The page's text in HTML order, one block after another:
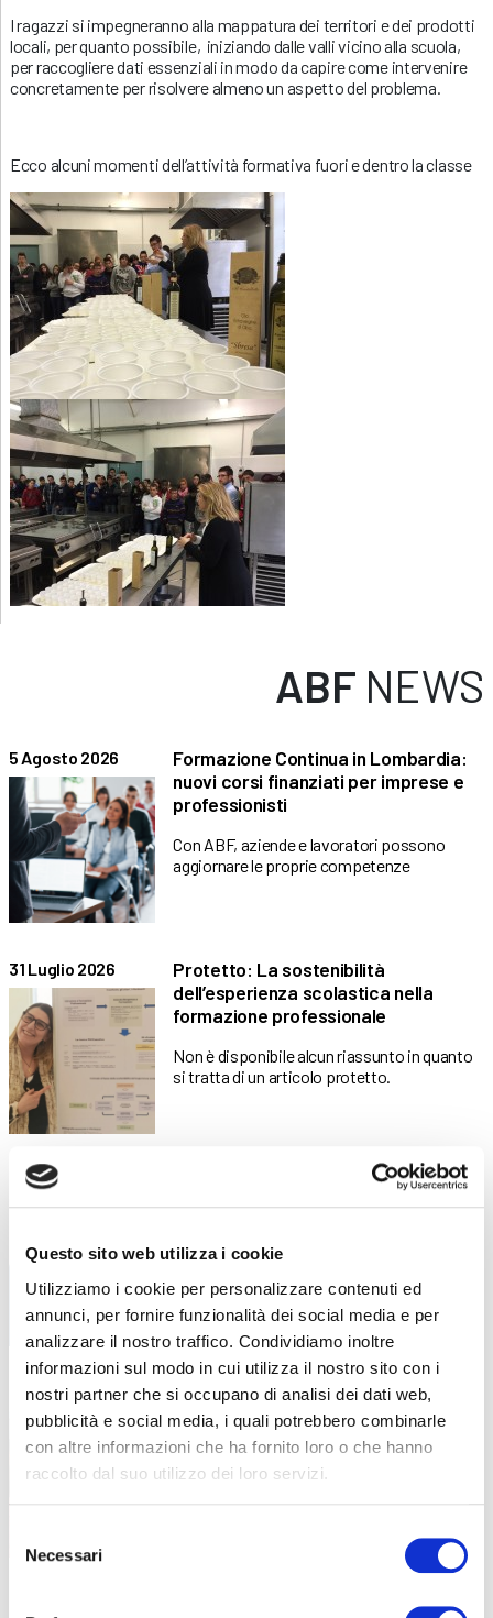
Questo sito web utilizza i cookie
Utilizziamo i cookie per personalizzare contenuti ed
annunci, per fornire funzionalità dei social media e per
analizzare il nostro traffico. Condividiamo inoltre
informazioni sul modo in cui utilizza il nostro sito con i
nostri partner che si occupano di analisi dei dati web,
pubblicità e social media, i quali potrebbero combinarle
con altre informazioni che ha fornito loro o che hanno
raccolto dal suo utilizzo dei loro servizi.
delNecessari
I ragazzi si impegneranno alla mappatura dei territori e dei prodotti
locali, per quanto possibile, iniziando dalle valli vicino alla scuola,
per raccogliere dati essenziali in modo da capire come intervenire
concretamente per risolvere almeno un aspetto del problema.
Ecco alcuni momenti dell’attività formativa fuori e dentro la classe
ABF NEWS
5 Agosto 2026
Formazione Continua in Lombardia:
nuovi corsi finanziati per imprese e
professionisti
Con ABF, aziende e lavoratori possono
aggiornare le proprie competenze
31 Luglio 2026
Protetto: La sostenibilità
dell’esperienza scolastica nella
formazione professionale
Non è disponibile alcun riassunto in quanto
si tratta di un articolo protetto.
28 Luglio 2026 Libri di testo – A.F. 2026/2027
17 Luglio 2026
Piano di formazione estiva: diverse
attività dedicate all’aggiornamento e
alla crescita professionale
Competenze, innovazione e benessere: il
“Stare bene oggi per stare meglio